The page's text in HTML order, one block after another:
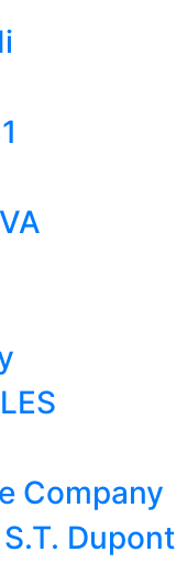
Company
Dupont